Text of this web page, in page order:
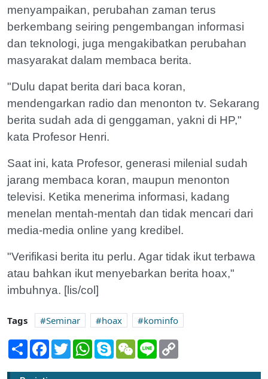
menyampaikan, perubahan zaman terus
berkembang seiring pengembangan informasi
dan teknologi, juga mengakibatkan perubahan
masyarakat dalam membaca berita.
"Dulu dapat berita dari baca koran,
mendengarkan radio dan menonton tv. Sekarang
berita sudah ada di genggaman, yakni di HP,"
kata Profesor Henri.
Saat ini, kata Profesor, generasi milenial sudah
jarang membaca koran, maupun menonton
televisi. Ketika menerima informasi, kadang
menelan mentah-mentah dan tidak mencari dari
media-media online yang kredibel.
"Verifikasi berita itu perlu. Agar tidak ikut terbawa
atau bahkan ikut menyebarkan berita hoax,"
imbuhnya. [lis/col]
Tags Seminar hoax
kominfo
Share Facebook
TwitterWhatsApp
SkypeWeChatLine
Bupati Jadi Pembina Tagana Berprestasi